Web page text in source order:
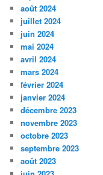
août 2024
juillet 2024
juin 2024
mai 2024
avril 2024
mars 2024
février 2024
janvier 2024
décembre 2023
novembre 2023
octobre 2023
septembre 2023
août 2023